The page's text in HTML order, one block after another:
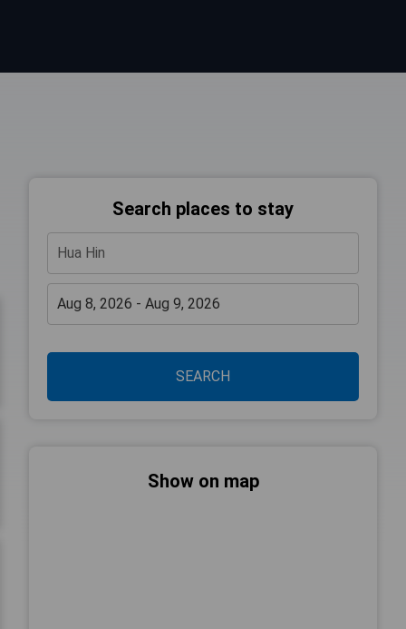
Search places to stay
SEARCH
Show on map